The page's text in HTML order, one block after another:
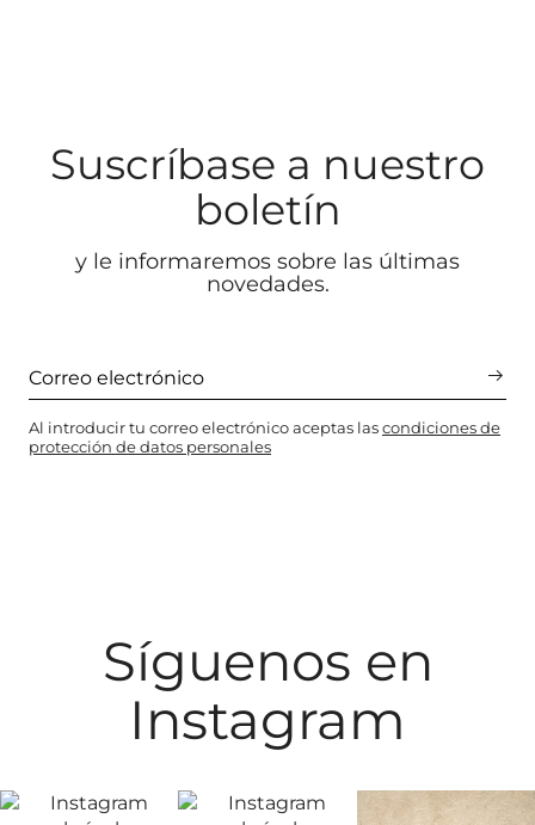
Suscríbase a nuestro
boletín
y le informaremos sobre las últimas
novedades.
Al introducir tu correo electrónico aceptas lascondiciones de
protección de datos personales
Síguenos en
Instagram